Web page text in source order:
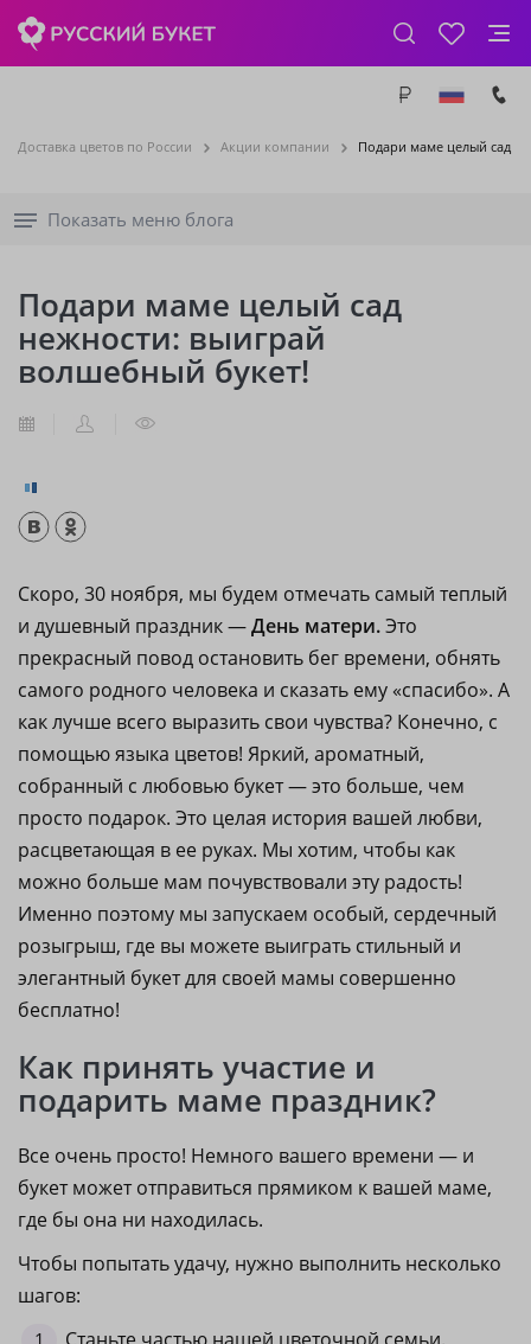
Доставка цветов по России Акции компании Подари маме целый сад
Показать меню блога
Подари маме целый сад
нежности: выиграй
волшебный букет!
Скоро, 30 ноября, мы будем отмечать самый теплый
и душевный праздник —День матери.Это
прекрасный повод остановить бег времени, обнять
самого родного человека и сказать ему «спасибо». А
как лучше всего выразить свои чувства? Конечно, с
помощью языка цветов! Яркий, ароматный,
собранный с любовью букет — это больше, чем
просто подарок. Это целая история вашей любви,
расцветающая в ее руках. Мы хотим, чтобы как
можно больше мам почувствовали эту радость!
Именно поэтому мы запускаем особый, сердечный
розыгрыш, где вы можете выиграть стильный и
элегантный букет для своей мамы совершенно
бесплатно!
Как принять участие и
подарить маме праздник?
Все очень просто! Немного вашего времени — и
букет может отправиться прямиком к вашей маме,
где бы она ни находилась.
Чтобы попытать удачу, нужно выполнить несколько
шагов: